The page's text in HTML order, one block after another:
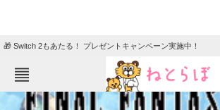
🎁 Switch 2もあたる！ プレゼントキャンペーン実施中！
ねとらぼメニュー